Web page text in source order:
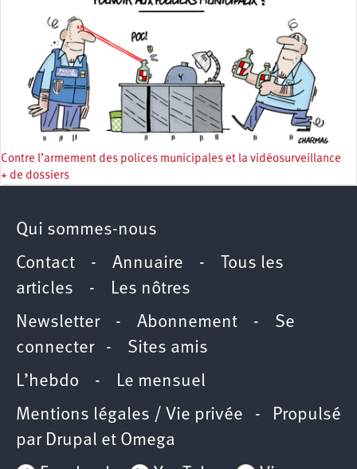
Contre l’armement des polices municipales et la vidéosurveillance
+ de dossiers
Qui sommes-nous
Contact - Annuaire -
Tous les
articles - Les nôtres
Newsletter- Abonnement - Se
connecter- Sites amis
L’hebdo - Le mensuel
Mentions légales / Vie privée - Propulsé
par Drupal et Omega